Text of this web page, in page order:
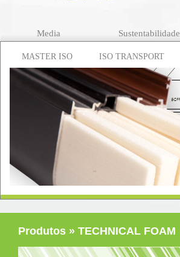
Media Sustentabilidade
MASTER ISO ISO TRANSPORT
Produtos » TECHNICAL FOAM